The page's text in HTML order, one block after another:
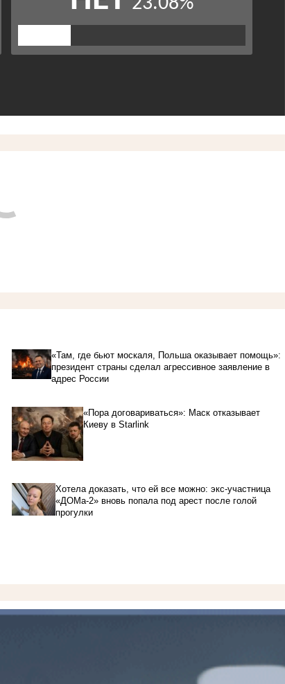
«Там, где бьют москаля, Польша оказывает помощь»:
президент страны сделал агрессивное заявление в
адрес России
«Пора договариваться»: Маск отказывает
Киеву в Starlink
Хотела доказать, что ей все можно: экс-участница
«ДОМа-2» вновь попала под арест после голой
прогулки